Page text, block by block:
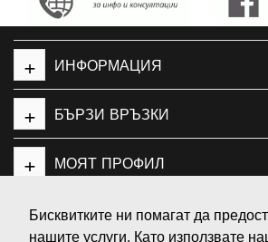
Бисквитките ни помагат да
нашите услуги. Като използвате
ИНФОРМАЦИЯ
+
БЪРЗИ ВРЪЗКИ
+
МОЯТ ПРОФИЛ
+